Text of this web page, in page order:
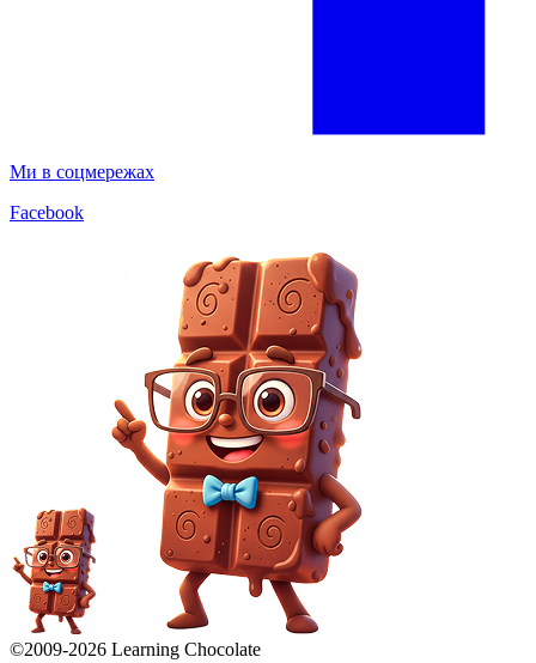
Ми в соцмережах
Facebook
©2009-2026 Learning Chocolate